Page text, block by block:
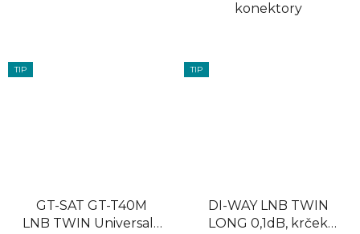
konektory
TIP
GT-SAT GT-T40M
LNB TWIN Universal -
TIP
DI-WAY LNB TWIN
LONG 0,1dB, krček